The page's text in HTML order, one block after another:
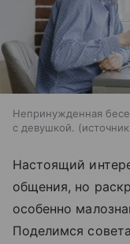
Непринужденная
с девушкой.
Настоящий
общения, но
особенно
Поделимся